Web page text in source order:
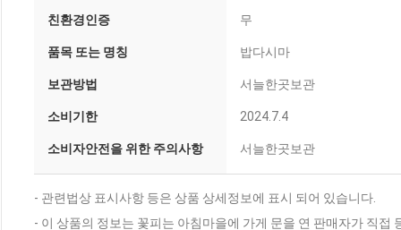
친환경인증 무
품목 또는 명칭 밥다시마
보관방법 서늘한곳보관
소비기한 2024.7.4
소비자안전을 위한 주의사항 서늘한곳보관
- 관련법상 표시사항 등은 상품 상세정보에 표시 되어 있습니다.
- 이 상품의 정보는 꽃피는 아침마을에 가게 문을 연 판매자가 직접